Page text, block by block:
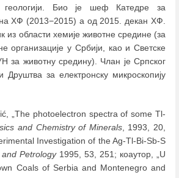
геологији. Био је шеф Катедре за
ХФ (2013−2015) а од 2015. декан ХФ.
из области хемије животне средине (за
организације у Србији, као и Светске
за животну средину). Члан је Српског
Друштва за електронску микроскопију
„The photoelectron spectra of some Tl-
and Chemistry of Minerals, 1993, 20,
Investigation of the Ag-Tl-Bi-Sb-S
Petrology1995, 53, 251; коаутор, „U
Coals of Serbia and Montenegro and